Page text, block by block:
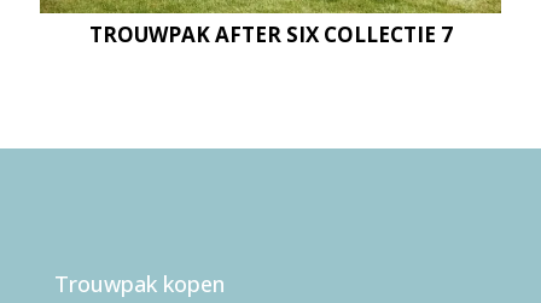
TROUWPAK AFTER SIX COLLECTIE 7
Trouwpak kopen